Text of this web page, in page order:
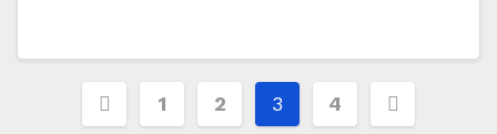
Paginación
1 2 3 4